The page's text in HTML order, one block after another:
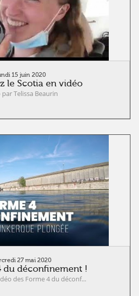
15 juin 2020
le Scotia en vidéo
Telissa Beaurin
27 mai 2020
du déconfinement !
des Forme 4 du déconf...